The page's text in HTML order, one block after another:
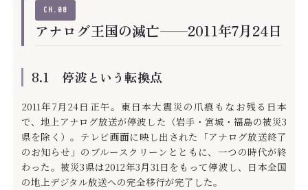
CH.08
アナログ王国の滅亡——2011年7月24日
8.1 停波という転換点
2011年7月24日正午。東日本大震災の爪痕もなお残る日本
で、地上アナログ放送が停波した（岩手・宮城・福島の被災3
県を除く）。テレビ画面に映し出された「アナログ放送終了
のお知らせ」のブルースクリーンとともに、一つの時代が終
わった。被災3県は2012年3月31日をもって停波し、日本全国
の地上デジタル放送への完全移行が完了した。